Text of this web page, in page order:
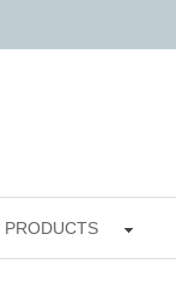
PRODUCTS